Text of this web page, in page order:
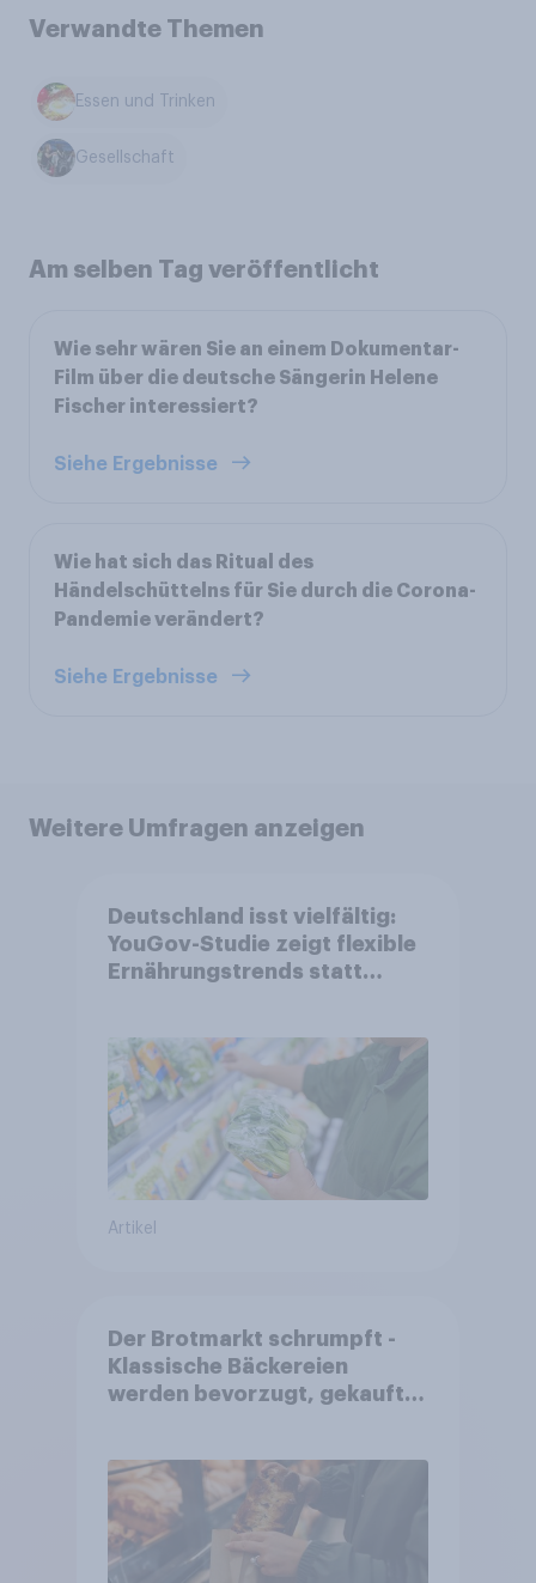
Verwandte Themen
Essen und Trinken
Gesellschaft
Am selben Tag veröffentlicht
Wie sehr wären Sie an einem Dokumentar-
Film über die deutsche Sängerin Helene
Fischer interessiert?
Siehe Ergebnisse
Wie hat sich das Ritual des
Händelschüttelns für Sie durch die Corona-
Pandemie verändert?
Siehe Ergebnisse
Weitere Umfragen anzeigen
Deutschland isst vielfältig:
YouGov-Studie zeigt flexible
Ernährungstrends statt
Artikel
Der Brotmarkt schrumpft -
Klassische Bäckereien
werden bevorzugt, gekauft